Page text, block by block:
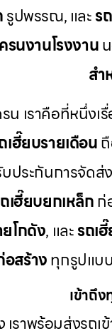
รูปพรรณ, และร
รนงานโรงงาน
สำ
เราคือที่หนึ่งเ
เฮี๊ยบรายเดือน
ประกันการจัดส่
เฮี๊ยบยกเหล็กก่
โกดัง, และรถเ
สร้างทุกรูปแบ
เข้าถึ
ราพร้อมส่งรถเ